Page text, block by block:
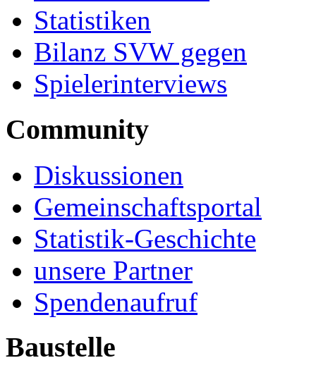
Statistiken
Bilanz SVW gegen
Spielerinterviews
Community
Diskussionen
Gemeinschaftsportal
Statistik-Geschichte
unsere Partner
Spendenaufruf
Baustelle